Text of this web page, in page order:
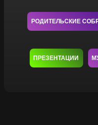
РОДИТЕЛЬСКИЕ
ПРЕЗЕНТАЦИИ